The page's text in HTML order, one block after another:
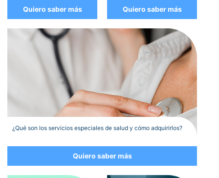
Quiero saber más Quiero saber más
¿Qué son los servicios especiales de salud y cómo adquirirlos?
Quiero saber más